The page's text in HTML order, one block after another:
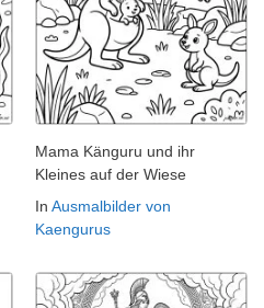
Mama Känguru und ihr
Kleines auf der Wiese
In Ausmalbilder von
Kaengurus